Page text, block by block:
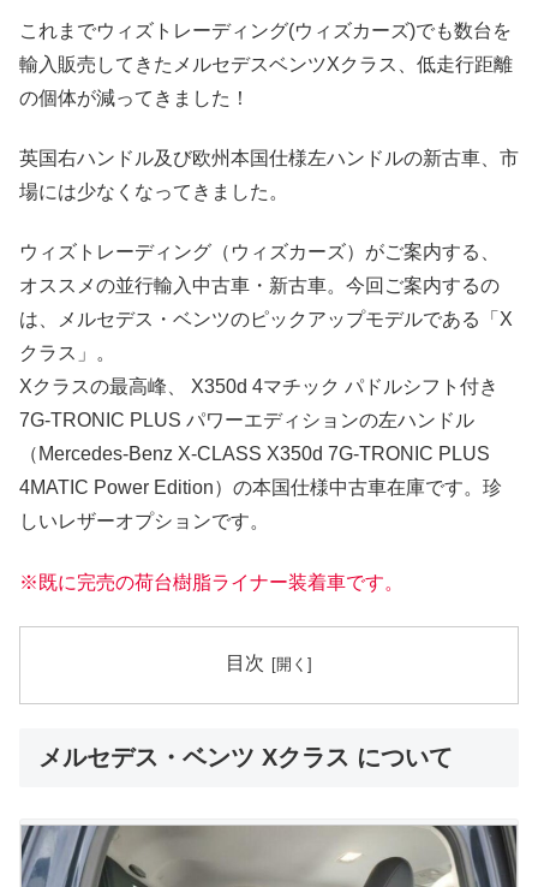
これまでウィズトレーディング(ウィズカーズ)でも数台を
輸入販売してきたメルセデスベンツXクラス、低走行距離
の個体が減ってきました！
英国右ハンドル及び欧州本国仕様左ハンドルの新古車、市
場には少なくなってきました。
ウィズトレーディング（ウィズカーズ）がご案内する、
オススメの並行輸入中古車・新古車。今回ご案内するの
は、メルセデス・ベンツのピックアップモデルである「X
クラス」。
Xクラスの最高峰、 X350d 4マチック パドルシフト付き
7G-TRONIC PLUS パワーエディションの左ハンドル
（Mercedes-Benz X-CLASS X350d 7G-TRONIC PLUS
4MATIC Power Edition）の本国仕様中古車在庫です。珍
しいレザーオプションです。
※既に完売の荷台樹脂ライナー装着車です。
目次
メルセデス・ベンツ Xクラス について